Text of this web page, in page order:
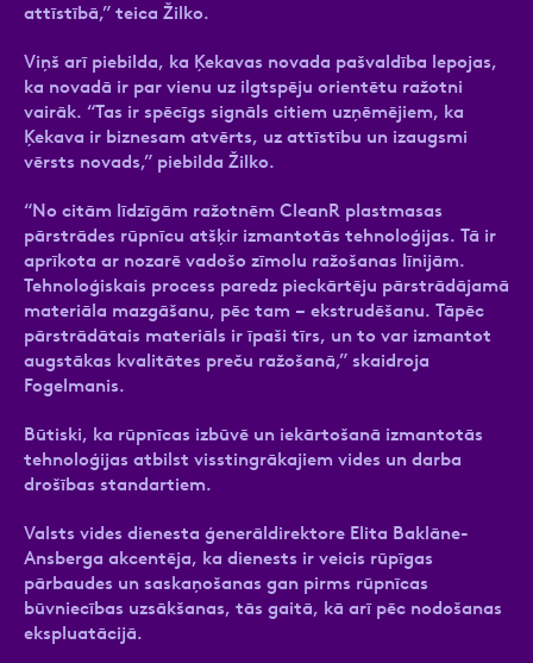
attīstībā,” teica Žilko.
Viņš arī piebilda, ka Ķekavas novada pašvaldība lepojas,
ka novadā ir par vienu uz ilgtspēju orientētu ražotni
vairāk. “Tas ir spēcīgs signāls citiem uzņēmējiem, ka
Ķekava ir biznesam atvērts, uz attīstību un izaugsmi
vērsts novads,” piebilda Žilko.
“No citām līdzīgām ražotnēm CleanR plastmasas
pārstrādes rūpnīcu atšķir izmantotās tehnoloģijas. Tā ir
aprīkota ar nozarē vadošo zīmolu ražošanas līnijām.
Tehnoloģiskais process paredz pieckārtēju pārstrādājamā
materiāla mazgāšanu, pēc tam – ekstrudēšanu. Tāpēc
pārstrādātais materiāls ir īpaši tīrs, un to var izmantot
augstākas kvalitātes preču ražošanā,” skaidroja
Fogelmanis.
Būtiski, ka rūpnīcas izbūvē un iekārtošanā izmantotās
tehnoloģijas atbilst visstingrākajiem vides un darba
drošības standartiem.
Valsts vides dienesta ģenerāldirektore Elita Baklāne-
Ansberga akcentēja, ka dienests ir veicis rūpīgas
pārbaudes un saskaņošanas gan pirms rūpnīcas
būvniecības uzsākšanas, tās gaitā, kā arī pēc nodošanas
ekspluatācijā.